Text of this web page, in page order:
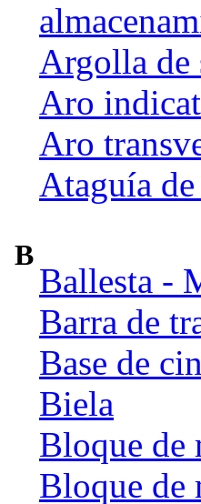
Argolla de
Aro
Aro
Ataguía
B
Ballesta -
Barra de
Base de
Biela
Bloque de
Bloque de